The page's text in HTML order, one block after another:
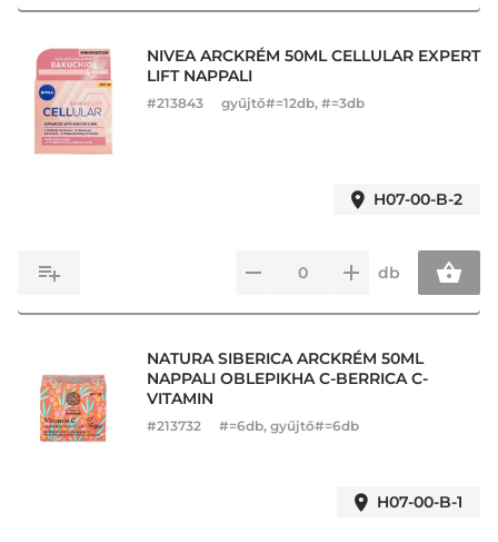
NIVEA ARCKRÉM 50ML CELLULAR EXPERT
LIFT NAPPALI
#213843 gyűjtő#=12db, #=3db
H07-00-B-2
db
NATURA SIBERICA ARCKRÉM 50ML
NAPPALI OBLEPIKHA C-BERRICA C-
VITAMIN
#213732 #=6db, gyűjtő#=6db
H07-00-B-1